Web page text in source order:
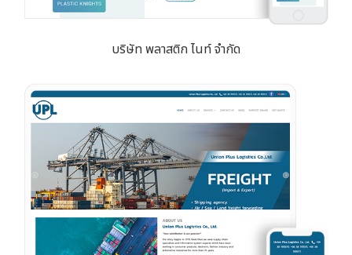
บริษัท พลาสติก ไนท์ จำกัด